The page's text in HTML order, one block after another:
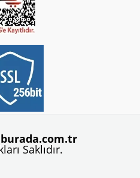
Saklıdır.